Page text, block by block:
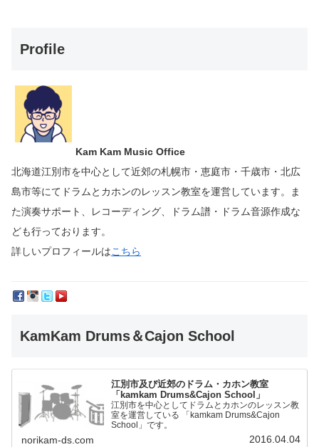
Profile
Kam Kam Music Office
北海道江別市を中心として近郊の札幌市・恵庭市・千歳市・北広
島市等にて ドラムとカホンのレッスン教室を運営しています。
ま
た演奏サポート、レコーディング、ドラム譜・ドラム音源作成な
ども行っております。
詳しいプロフィールはこちら
KamKam Drums＆Cajon School
江別市及び近郊のドラム・カホン教室
「kamkam Drums&Cajon School」
江別市を中心としてドラムとカホンのレッスン教
室を運営している 「kamkam Drums&Cajon
School」です。
norikam-ds.com 2016.04.04